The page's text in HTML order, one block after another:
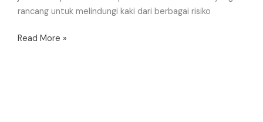
rancang untuk melindungi kaki dari berbagai risiko
Read More »